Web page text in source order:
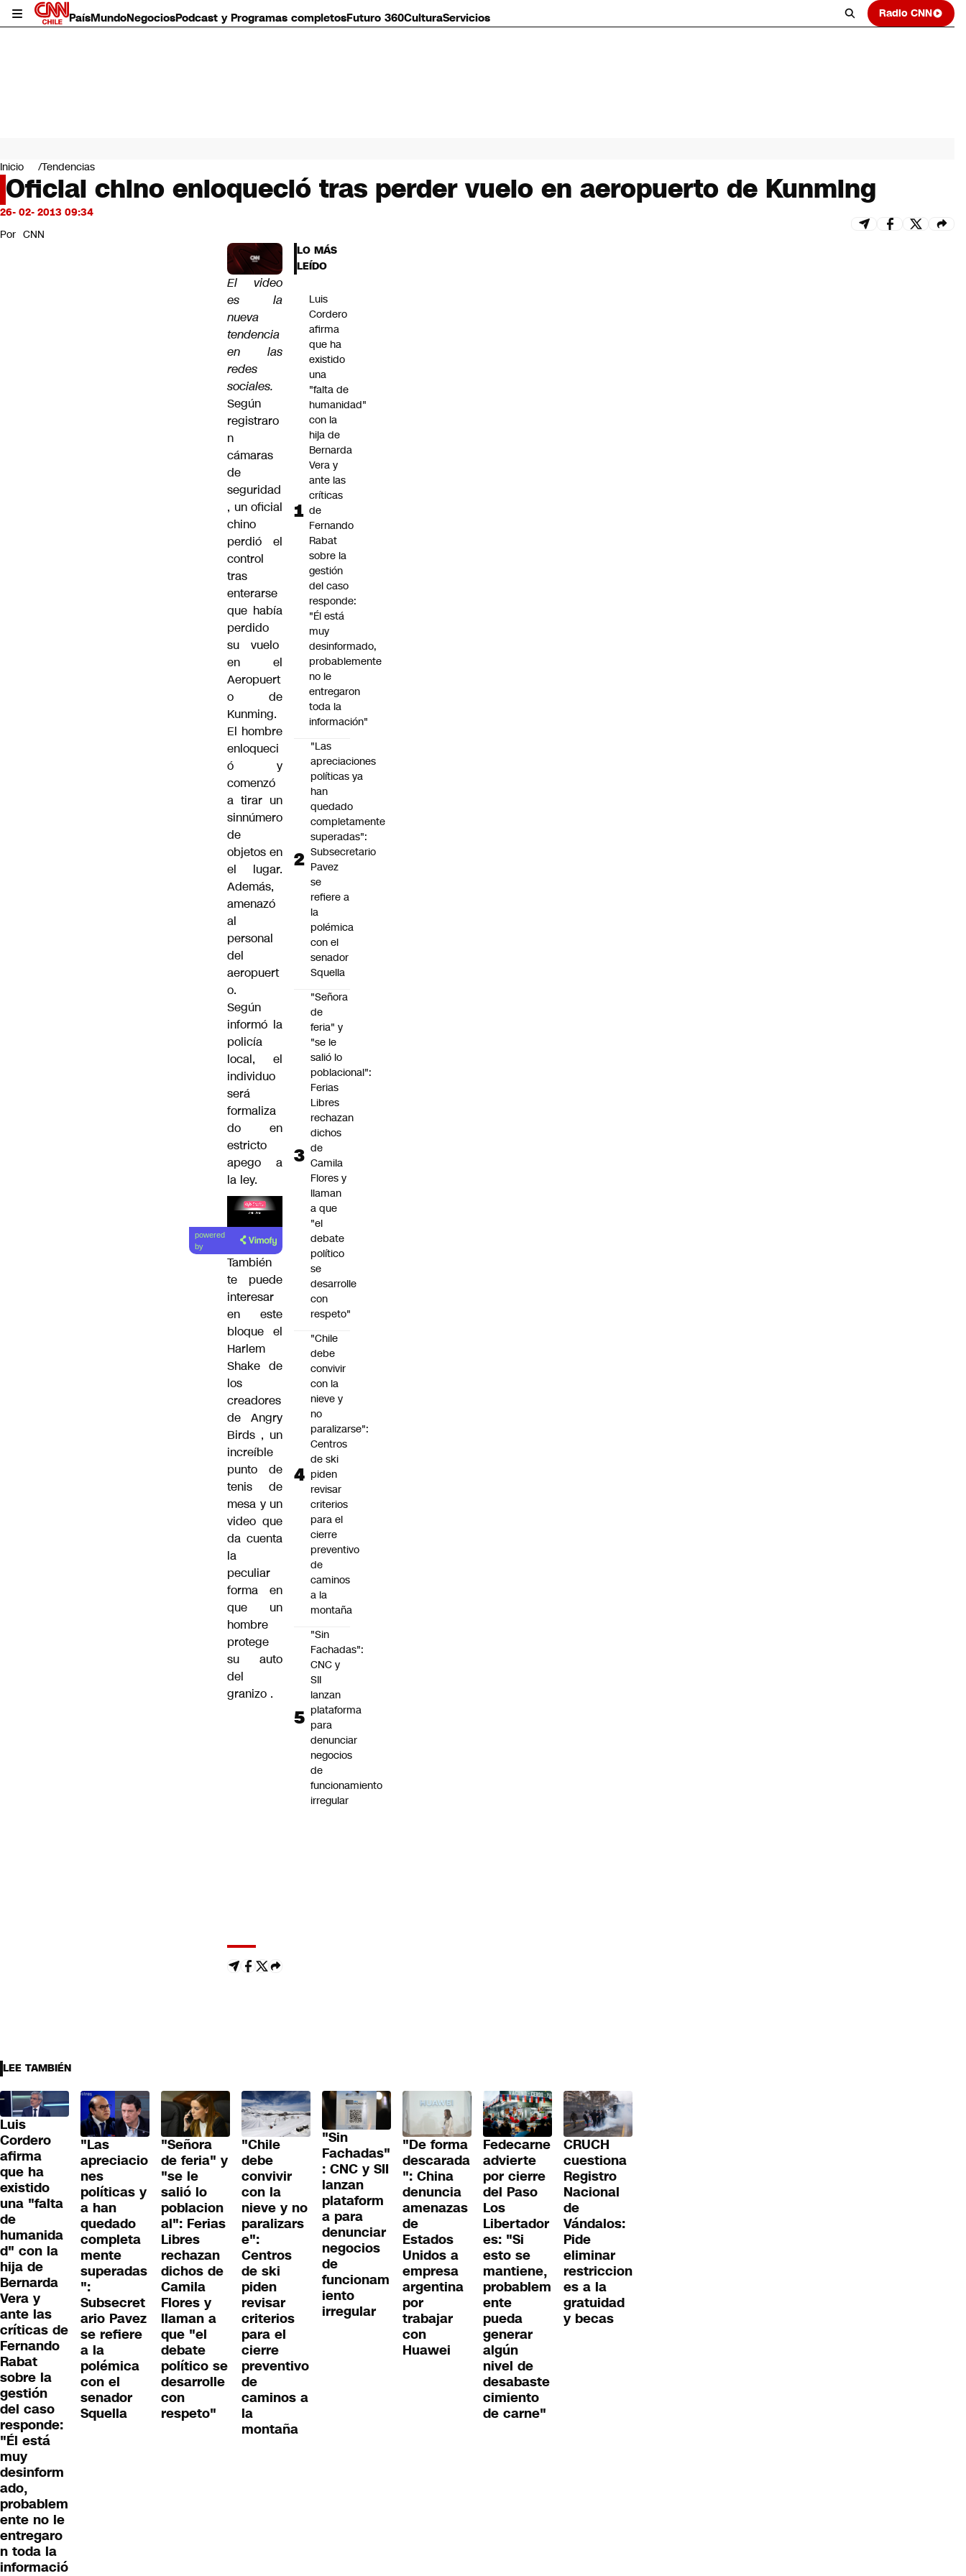
PaísMundoNegociosPodcast y Programas completosFuturo 360CulturaServicios Radio CNN
Mundo
Negocios
Deportes
Programas completos
Servicios
Inicio Tendencias
Oficial chino enloqueció tras perder vuelo en aeropuerto de Kunming
26- 02- 2013 09:34
Por CNN
El video
es la
nueva
tendencia
en las
redes
sociales.
Según
registraro
n
cámaras
de
seguridad
, unoficial
chino
perdió el
control
tras
enterarse
que había
perdido
su vuelo
en el
Aeropuert
o de
Kunming.
El hombre
enloqueci
ó y
comenzó
a tirar un
sinnúmero
de
objetos en
el lugar.
Además,
amenazó
al
personal
del
aeropuert
o.
Según
informó la
policía
local, el
individuo
será
formaliza
do en
estricto
apego a
la ley.
powered
by
También
te puede
interesar
en este
bloque el
Harlem
Shake de
los
creadores
de Angry
Birds , un
increíble
punto de
tenis de
mesa y un
video que
da cuenta
la
peculiar
forma en
que un
hombre
protege
su auto
del
granizo .
LO MÁS
LEÍDO
Luis
Cordero
afirma
que ha
existido
una
"falta de
humanidad"
con la
hija de
Bernarda
Vera y
ante las
críticas
de
Fernando
Rabat
sobre la
gestión
del caso
responde:
"Él está
muy
desinformado,
probablemente
no le
entregaron
toda la
información"
"Las
apreciaciones
políticas ya
han
quedado
completamente
superadas":
Subsecretario
Pavez
se
refiere a
la
polémica
con el
senador
Squella
"Señora
de
feria" y
"se le
salió lo
poblacional":
Ferias
Libres
rechazan
dichos
de
Camila
Flores y
llaman
a que
"el
debate
político
se
desarrolle
con
respeto"
"Chile
debe
convivir
con la
nieve y
no
paralizarse":
Centros
de ski
piden
revisar
criterios
para el
cierre
preventivo
de
caminos
a la
montaña
"Sin
Fachadas":
CNC y
SII
lanzan
plataforma
para
denunciar
negocios
de
funcionamiento
irregular
LEE TAMBIÉN
Luis
Cordero
afirma
que ha
existido
una "falta
de
humanida
d" con la
hija de
Bernarda
Vera y
ante las
críticas de
Fernando
Rabat
sobre la
gestión
del caso
responde:
"Él está
muy
desinform
ado,
probablem
ente no le
entregaro
n toda la
informació
"Las
apreciacio
nes
políticas y
a han
quedado
completa
mente
superadas
":
Subsecret
ario Pavez
se refiere
a la
polémica
con el
senador
Squella
"Señora
de feria" y
"se le
salió lo
poblacion
al": Ferias
Libres
rechazan
dichos de
Camila
Flores y
llaman a
que "el
debate
político se
desarrolle
con
respeto"
"Chile
debe
convivir
con la
nieve y no
paralizars
e":
Centros
de ski
piden
revisar
criterios
para el
cierre
preventivo
de
caminos a
la
montaña
"Sin
Fachadas"
: CNC y SII
lanzan
plataform
a para
denunciar
negocios
de
funcionam
iento
irregular
"De forma
descarada
": China
denuncia
amenazas
de
Estados
Unidos a
empresa
argentina
por
trabajar
con
Huawei
Fedecarne
advierte
por cierre
del Paso
Los
Libertador
es: "Si
esto se
mantiene,
probablem
ente
pueda
generar
algún
nivel de
desabaste
cimiento
de carne"
CRUCH
cuestiona
Registro
Nacional
de
Vándalos:
Pide
eliminar
restriccion
es a la
gratuidad
y becas